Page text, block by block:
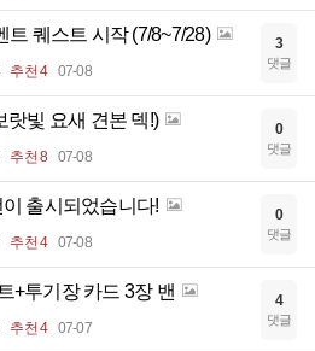
트 퀘스트 시작 (7/8~7/28)
추천 4 07-08
3
댓글
랏빛 요새 견본 덱!)
추천 8 07-08
0
댓글
출시되었습니다!
추천 4 07-08
0
댓글
+투기장 카드 3장 밴
추천 4 07-07
4
댓글